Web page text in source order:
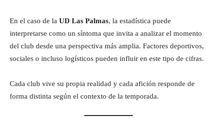
En el caso de la UD Las Palmas, la estadística puede
interpretarse como un síntoma que invita a analizar el momento
del club desde una perspectiva más amplia. Factores deportivos,
sociales o incluso logísticos pueden influir en este tipo de cifras.
Cada club vive su propia realidad y cada afición responde de
forma distinta según el contexto de la temporada.